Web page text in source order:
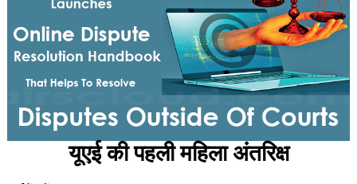
यूएई की पहली महिला अंतरिक्ष